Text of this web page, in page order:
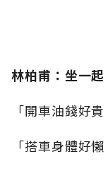
林柏甫：坐一
「開車油錢好
「搭車身體好